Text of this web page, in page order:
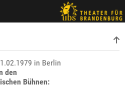
in Berlin
den
Bühnen: